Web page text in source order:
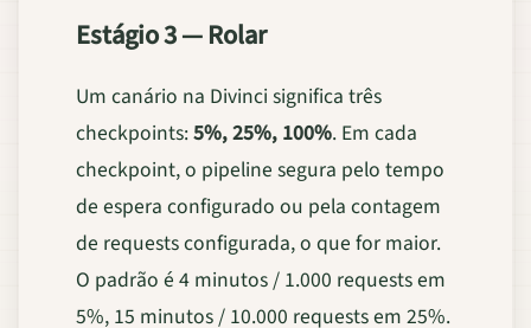
Estágio 3 — Rolar
Um canário na Divinci significa três
checkpoints:5%, 25%, 100%. Em cada
checkpoint, o pipeline segura pelo tempo
de espera configurado ou pela contagem
de requests configurada, o que for maior.
O padrão é 4 minutos / 1.000 requests em
5%, 15 minutos / 10.000 requests em 25%.